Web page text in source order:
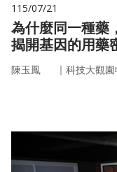
115/07/21
為什麼同一種
揭開基因的用藥
陳玉鳳 ｜ 科技大觀